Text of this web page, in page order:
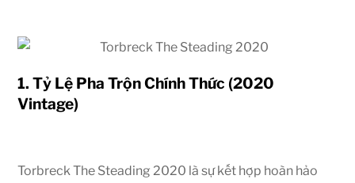
1. Tỷ Lệ Pha Trộn Chính Thức (2020
Vintage)
Torbreck The Steading 2020 là sự kết hợp hoàn hảo